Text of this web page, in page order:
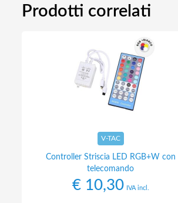
Prodotti correlati
V-TAC
Controller Striscia LED RGB+W con
telecomando
€10,30 IVA incl.